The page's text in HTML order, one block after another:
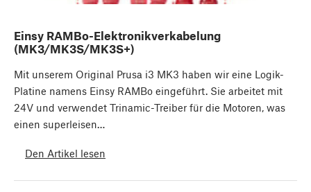
Einsy RAMBo-Elektronikverkabelung
(MK3/MK3S/MK3S+)
Mit unserem Original Prusa i3 MK3 haben wir eine Logik-
Platine namens Einsy RAMBo eingeführt. Sie arbeitet mit
24V und verwendet Trinamic-Treiber für die Motoren, was
einen superleisen…
Den Artikel lesen